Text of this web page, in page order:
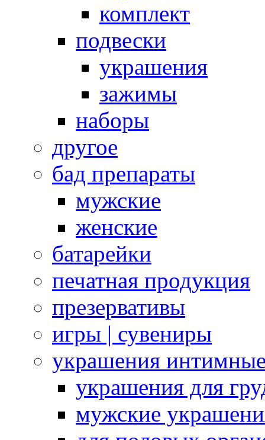
комплект
подвески
украшения
зажимы
наборы
другое
бад препараты
мужские
женские
батарейки
печатная продукция
презервативы
игры | сувениры
украшения
украшения для
мужские